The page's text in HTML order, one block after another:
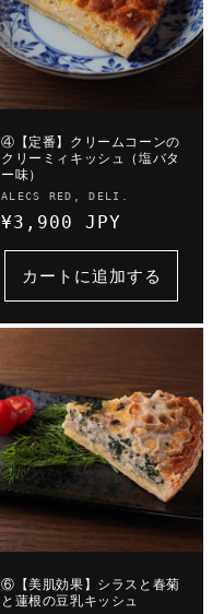
④【定番】クリームコーンの
クリーミィキッシュ（塩バタ
ー味）
販
売
ALECS RED, DELI.
通
常
格
¥3,900 JPY
カートに追加する
⑥【美肌効果】シラスと春菊
と蓮根の豆乳キッシュ